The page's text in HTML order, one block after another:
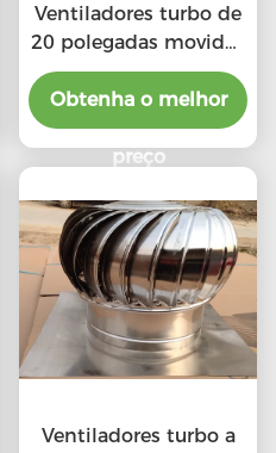
Ventiladores turbo de
20 polegadas movidos
pelo vento
Obtenha o melhor
preço
Ventiladores turbo a